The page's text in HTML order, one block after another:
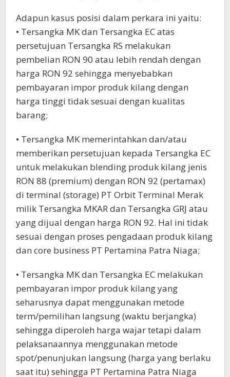
Adapun kasus posisi dalam perkara ini yaitu:
• Tersangka MK dan Tersangka EC atas
persetujuan Tersangka RS melakukan
pembelian RON 90 atau lebih rendah dengan
harga RON 92 sehingga menyebabkan
pembayaran impor produk kilang dengan
harga tinggi tidak sesuai dengan kualitas
barang;
• Tersangka MK memerintahkan dan/atau
memberikan persetujuan kepada Tersangka EC
untuk melakukan blending produk kilang jenis
RON 88 (premium) dengan RON 92 (pertamax)
di terminal (storage) PT Orbit Terminal Merak
milik Tersangka MKAR dan Tersangka GRJ atau
yang dijual dengan harga RON 92. Hal ini tidak
sesuai dengan proses pengadaan produk kilang
dan core business PT Pertamina Patra Niaga;
• Tersangka MK dan Tersangka EC melakukan
pembayaran impor produk kilang yang
seharusnya dapat menggunakan metode
term/pemilihan langsung (waktu berjangka)
sehingga diperoleh harga wajar tetapi dalam
pelaksanaannya menggunakan metode
spot/penunjukan langsung (harga yang berlaku
saat itu) sehingga PT Pertamina Patra Niaga